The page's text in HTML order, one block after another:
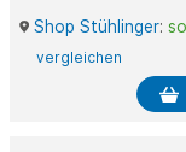
Shop Stühlinger:
vergleichen